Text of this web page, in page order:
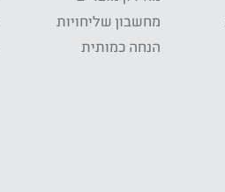
מחשבון שליחויות
הנחה כמותית